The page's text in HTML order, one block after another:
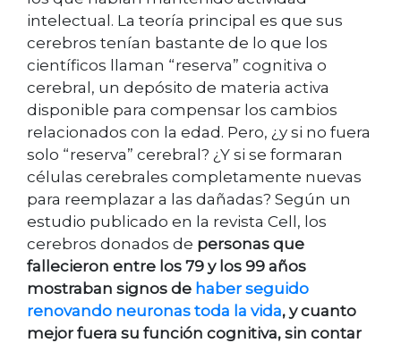
intelectual. La teoría principal es que sus
cerebros tenían bastante de lo que los
científicos llaman “reserva” cognitiva o
cerebral, un depósito de materia activa
disponible para compensar los cambios
relacionados con la edad. Pero, ¿y si no fuera
solo “reserva” cerebral? ¿Y si se formaran
células cerebrales completamente nuevas
para reemplazar a las dañadas? Según un
estudio publicado en la revista Cell, los
cerebros donados de personas que
fallecieron entre los 79 y los 99 años
mostraban signos de haber seguido
renovando neuronas toda la vida, y cuanto
mejor fuera su función cognitiva, sin contar